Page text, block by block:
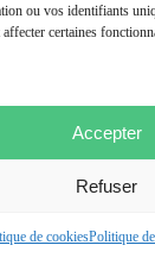
ou vos identifiants
certaines
Accepter
Refuser
de cookiesPolitique
Opérationnel